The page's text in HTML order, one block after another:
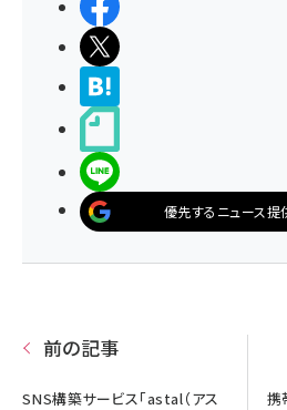
優先するニュース
前の記事
SNS構築サービス「astal（アス
携